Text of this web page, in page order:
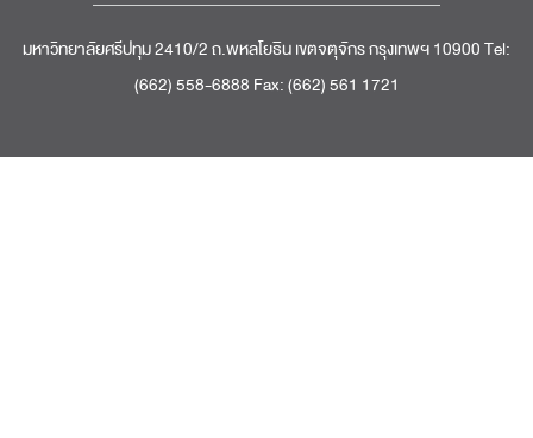
มหาวิทยาลัยศรีปทุม 2410/2 ถ.พหลโยธิน เขตจตุจักร กรุงเทพฯ 10900 Tel:
(662) 558-6888 Fax: (662) 561 1721